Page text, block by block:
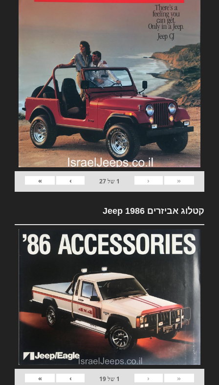
«
‹
1 של27
›
»
קטלוג אביזרים Jeep 1986
«
‹
1 של19
›
»